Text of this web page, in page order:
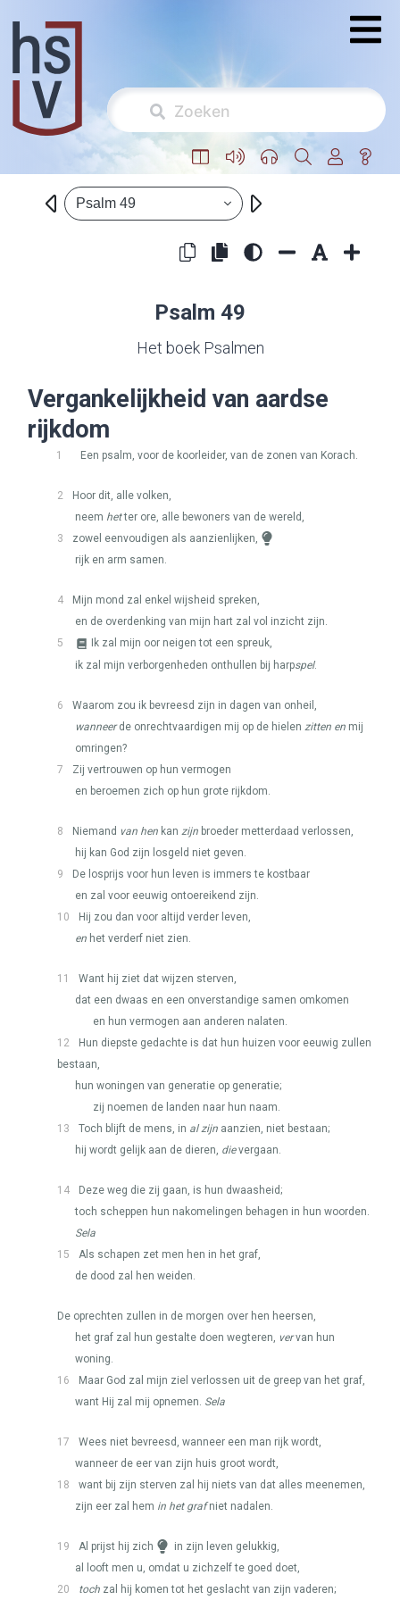
Psalm 49
Psalm 49
Het boek Psalmen
Vergankelijkheid van aardse
rijkdom
1 Een psalm, voor de koorleider, van de zonen van Korach.
2
Hoor dit, alle volken,
neem hetter ore, alle bewoners van de wereld,
3
zowel eenvoudigen als aanzienlijken,
rijk en arm samen.
4
Mijn mond zal enkel wijsheid spreken,
en de overdenking van mijn hart zal vol inzicht zijn.
5
Ik zal mijn oor neigen tot een spreuk,
ik zal mijn verborgenheden onthullen bij harpspel.
6
Waarom zou ik bevreesd zijn in dagen van onheil,
wanneerde onrechtvaardigen mij op de hielen zitten en mij
omringen?
7
Zij vertrouwen op hun vermogen
en beroemen zich op hun grote rijkdom.
8 Niemand van hen kan zijn broeder metterdaad verlossen,
hij kan God zijn losgeld niet geven.
9
De losprijs voor hun leven is immers te kostbaar
en zal voor eeuwig ontoereikend zijn.
10
Hij zou dan voor altijd verder leven,
en het verderf niet zien.
11
Want hij ziet dat wijzen sterven,
dat een dwaas en een onverstandige samen omkomen
en hun vermogen aan anderen nalaten.
12
Hun diepste gedachte is dat hun huizen voor eeuwig zullen
bestaan,
hun woningen van generatie op generatie;
zij noemen de landen naar hun naam.
13
Toch blijft de mens, in al zijn aanzien, niet bestaan;
hij wordt gelijk aan de dieren, dievergaan.
14
Deze weg die zij gaan, is hun dwaasheid;
toch scheppen hun nakomelingen behagen in hun woorden.
Sela
15
Als schapen zet men hen in het graf,
de dood zal hen weiden.
De oprechten zullen in de morgen over hen heersen,
het graf zal hun gestalte doen wegteren, vervan hun
woning.
16
Maar God zal mijn ziel verlossen uit de greep van het graf,
want Hij zal mij opnemen. Sela
17
Wees niet bevreesd, wanneer een man rijk wordt,
wanneer de eer van zijn huis groot wordt,
18
want bij zijn sterven zal hij niets van dat alles meenemen,
zijn eer zal hem in het grafniet nadalen.
19 Al prijst hij zich
in zijn leven gelukkig,
al looft men u, omdat u zichzelf te goed doet,
20
toch zal hij komen tot het geslacht van zijn vaderen;